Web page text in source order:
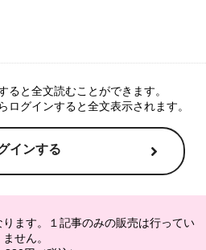
ると全文読むことができます。
ログインすると全文表示されます。
インする
ます。１記事のみの販売は行ってい
ません。